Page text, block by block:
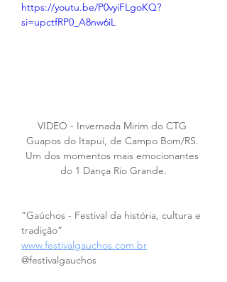
https://youtu.be/P0vyiFLgoKQ?
si=upctfRP0_A8nw6iL
VIDEO - Invernada Mirim do CTG
Guapos do Itapuí, de Campo Bom/RS.
Um dos momentos mais emocionantes
do 1 Dança Rio Grande.
“Gaúchos - Festival da história, cultura e
tradição”
www.festivalgauchos.com.br
@festivalgauchos